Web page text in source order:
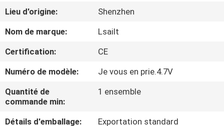
SUJET
DE
VISITE
D'USINE
Lieu d'origine:
Shenzhen
Nom de marque:
Lsailt
Certification:
CE
Numéro de modèle:
Je vous en prie.4.7V
Quantité de
commande min:
1 ensemble
Détails d'emballage:
Exportation standard